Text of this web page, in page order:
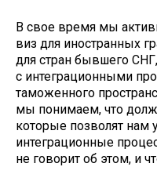
В свое время мы
виз для иностранных
для стран бывшего
с интеграционными
таможенного
мы понимаем, что
которые позволят нам
интеграционные
не говорит об этом, и